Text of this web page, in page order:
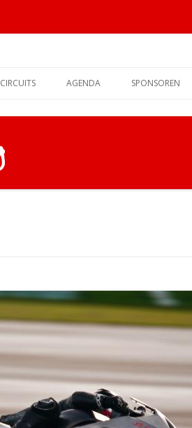
naar
CIRCUITS AGENDA SPONSOREN